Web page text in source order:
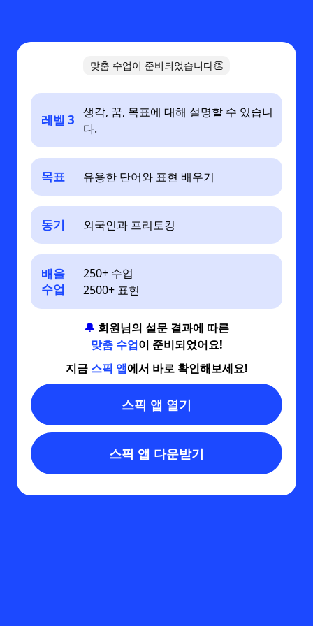
맞춤 수업이 준비되었습니다👏
레벨 3 생각, 꿈, 목표에 대해 설명할 수 있습니
다.
목표 유용한 단어와 표현 배우기
동기 외국인과 프리토킹
배울
수업
250+ 수업
2500+ 표현
🔔 회원님의 설문 결과에 따른
맞춤 수업이 준비되었어요!
지금 스픽 앱에서 바로 확인해보세요!
스픽 앱 열기
스픽 앱 다운받기